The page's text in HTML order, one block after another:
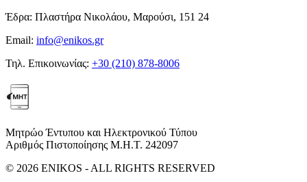
Έδρα: Πλαστήρα Νικολάου, Μαρούσι, 151 24
Email: info@enikos.gr
Τηλ. Επικοινωνίας: +30 (210) 878-8006
Μητρώο Έντυπου και Ηλεκτρονικού Τύπου
Αριθμός Πιστοποίησης Μ.Η.Τ. 242097
© 2026 ENIKOS - ALL RIGHTS RESERVED